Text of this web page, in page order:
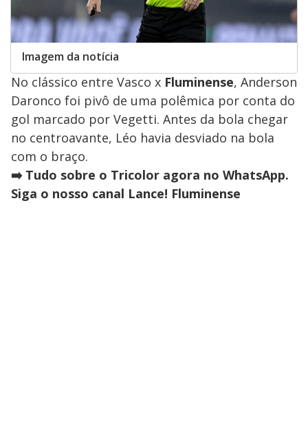
Imagem da notícia
No clássico entre Vasco x Fluminense, Anderson
Daronco foi pivô de uma polêmica por conta do
gol marcado por Vegetti. Antes da bola chegar
no centroavante, Léo havia desviado na bola
com o braço.
➡️ Tudo sobre o Tricolor agora no WhatsApp.
Siga o nosso canal Lance! Fluminense